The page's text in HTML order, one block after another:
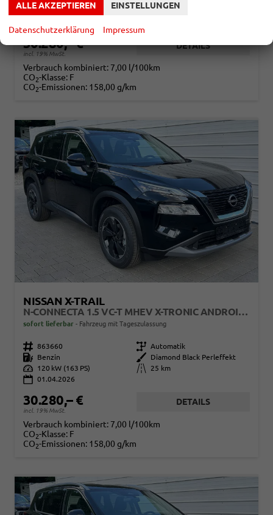
30.280,– €
incl. 19% MwSt.
DETAILS
Verbrauch kombiniert: 7,00 l/100km
CO2-Klasse: F
CO2-Emissionen: 158,00 g/km
NISSAN X-TRAIL
N-CONNECTA 1.5 VC-T MHEV X-TRONIC ANDROID AUTO*NAVI*SHZ*3Z KLIMAAUTO*360°*ACC*E-HECK
sofort lieferbar Fahrzeug mit Tageszulassung
Fahrzeugnr. 863660 Getriebe Automatik
Kraftstoff
Benzin Außenfarbe
Diamond Black Perleffekt
Leistung
120 kW (163 PS) Kilometerstand
25 km
01.04.2026
30.280,– €
incl. 19% MwSt.
DETAILS
Verbrauch kombiniert: 7,00 l/100km
CO2-Klasse: F
CO2-Emissionen: 158,00 g/km
ALLE AKZEPTIEREN EINSTELLUNGEN
Datenschutzerklärung Impressum